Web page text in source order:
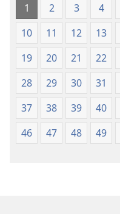
1 2 3 4
10
11 12 13
19
20 21 22
28
29 30 31
37
38 39 40
46
47 48 49